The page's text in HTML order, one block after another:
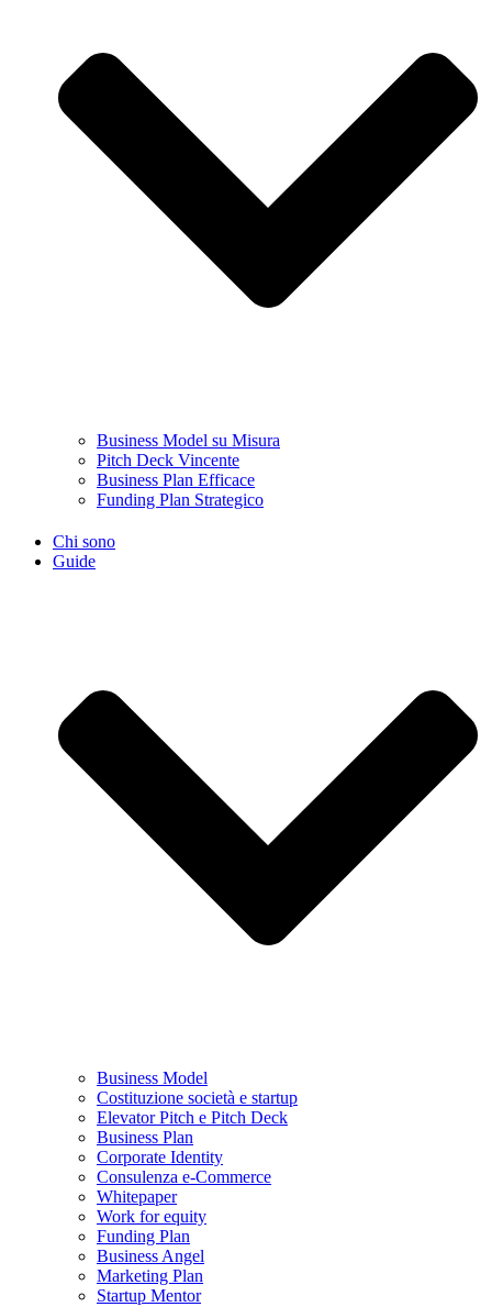
Business Model su Misura
Pitch Deck Vincente
Business Plan Efficace
Funding Plan Strategico
Chi sono
Guide
Business Model
Costituzione società e startup
Elevator Pitch e Pitch Deck
Business Plan
Corporate Identity
Consulenza e-Commerce
Whitepaper
Work for equity
Funding Plan
Business Angel
Marketing Plan
Startup Mentor